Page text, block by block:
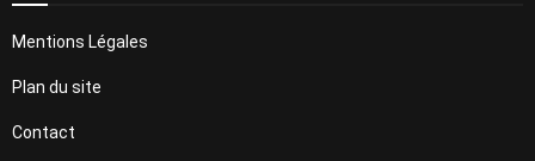
Mentions Légales
Plan du site
Contact